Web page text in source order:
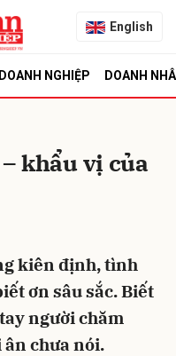
English
DOANH NGHIỆP DOANH
khẩu vị của
kiên định, tình
ơn sâu sắc. Biết
người chăm
chưa nói.
Hủy